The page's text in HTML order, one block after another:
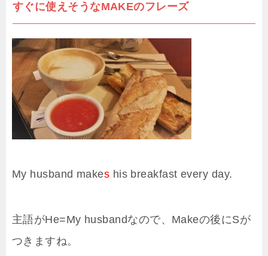
すぐに使えそうなMAKEのフレーズ
My husband makes his breakfast every day.
主語がHe=My husbandなので、Makeの後にSが
つきますね。